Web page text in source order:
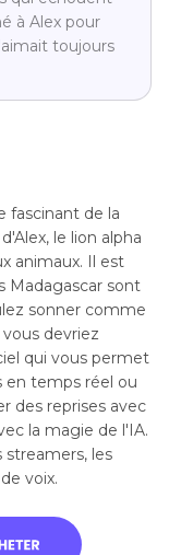
à Alex pour
toujours
fascinant de la
le lion alpha
animaux. Il est
Madagascar sont
sonner comme
devriez
qui vous permet
en temps réel ou
des reprises avec
la magie de l'IA.
streamers, les
voix.